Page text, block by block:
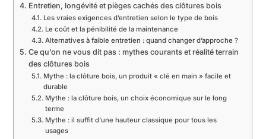
Entretien, longévité et pièges cachés des clôtures bois
Les vraies exigences d’entretien selon le type de bois
Le coût et la pénibilité de la maintenance
Alternatives à faible entretien : quand changer d’approche ?
Ce qu’on ne vous dit pas : mythes courants et réalité terrain
des clôtures bois
Mythe : la clôture bois, un produit « clé en main » facile et
durable
Mythe : la clôture bois, un choix économique sur le long
terme
Mythe : il suffit d’une hauteur classique pour tous les
usages